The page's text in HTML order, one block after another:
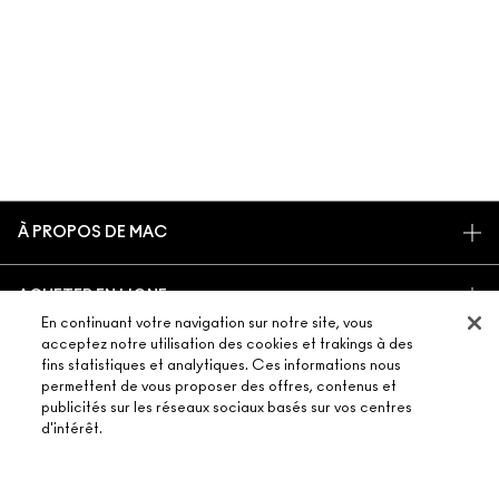
À PROPOS DE MAC
MAC VIVA GLAM
BEAUTÉ CONSCIENTE
RECRUTEMENT
MON COMPTE
S’ABONNER AUX E-MAILS
PROMOTIONS
CARTE CADEAU
BESOIN D’AIDE ?
SUIVRE MA COMMANDE
FAQ
VOTRE BOUTIQUE MAC
En continuant votre navigation sur notre site, vous
acceptez notre utilisation des cookies et trakings à des
fins statistiques et analytiques. Ces informations nous
permettent de vous proposer des offres, contenus et
publicités sur les réseaux sociaux basés sur vos centres
d'intérêt.